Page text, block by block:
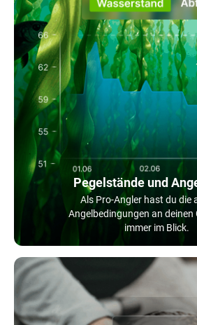
Pegelstände und
Als Pro-Angler hast du die
Angelbedingungen an deinen
immer im Blick.